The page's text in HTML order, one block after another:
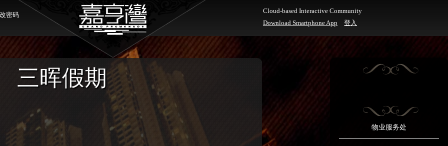
密码
Cloud-based Interactive Community
Download Smartphone App
登入
物业服务处
三晖假期